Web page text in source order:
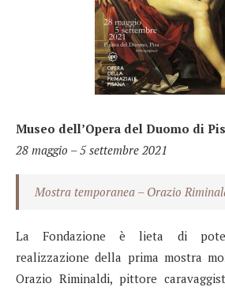
Museo dell’Opera del Duomo di
28 maggio – 5 settembre 2021
Mostra temporanea – Orazio
La Fondazione è lieta di
realizzazione della prima mostra
Orazio Riminaldi, pittore